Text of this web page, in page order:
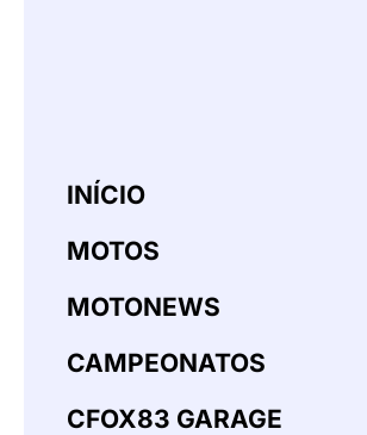
INÍCIO
MOTOS
MOTONEWS
CAMPEONATOS
CFOX83 GARAGE